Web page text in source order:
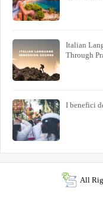
Italian
Through
I benefici
All